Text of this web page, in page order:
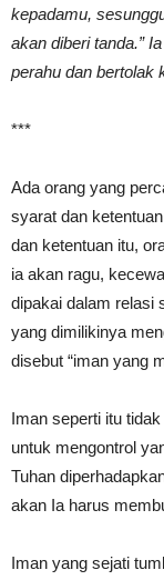
kepadamu,
akan diberi tanda.”
perahu dan bertolak
***
Ada orang yang
syarat dan
dan ketentuan itu,
ia akan ragu,
dipakai dalam relasi
yang dimilikinya
disebut “iman yang
Iman seperti itu
untuk mengontrol
Tuhan
akan Ia harus
Iman yang sejati